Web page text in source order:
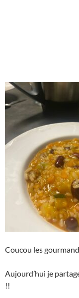
Coucou les
Aujourd’hui je
!!